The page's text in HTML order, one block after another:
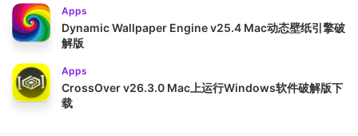
Apps
Dynamic Wallpaper Engine v25.4 Mac动态壁纸引擎破
解版
Apps
CrossOver v26.3.0 Mac上运行Windows软件破解版下
载